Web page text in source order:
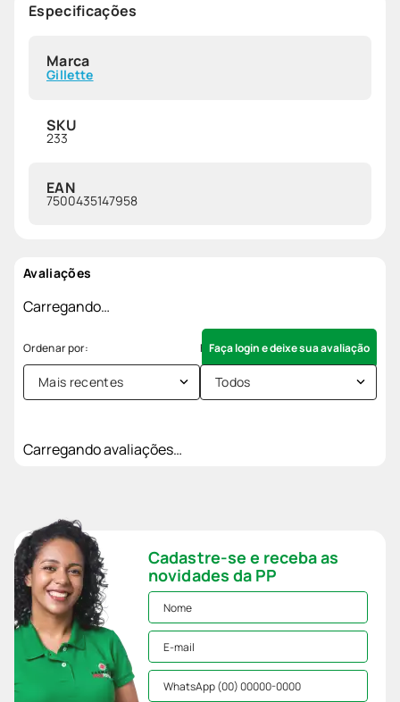
Especificações
Marca
Gillette
SKU
233
EAN
7500435147958
Avaliações
Carregando…
Faça login e deixe sua avaliação
Mais recentes Todos
Carregando avaliações…
Cadastre-se e receba as
novidades da PP